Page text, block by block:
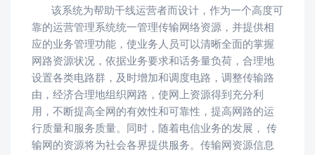
该系统为帮助干线运营者而设计，作为一个高度可
靠的运营管理系统统一管理传输网络资源，并提供相
应的业务管理功能，使业务人员可以清晰全面的掌握
网路资源状况，依据业务要求和话务量负荷，合理地
设置各类电路群，及时增加和调度电路，调整传输路
由，经济合理地组织网路，使网上资源得到充分利
用，不断提高全网的有效性和可靠性，提高网路的运
行质量和服务质量。同时，随着电信业务的发展， 传
输网的资源将为社会各界提供服务。传输网资源信息